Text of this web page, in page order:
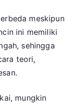
meskipun
ini memiliki
sehingga
teori,
mungkin